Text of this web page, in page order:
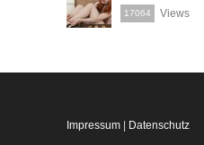
17064 Views
Impressum | Datenschutz